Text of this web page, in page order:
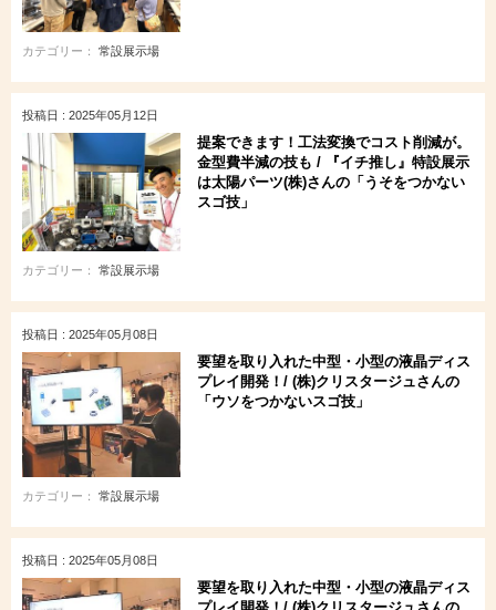
カテゴリー： 常設展示場
投稿日 : 2025年05月12日
提案できます！工法変換でコスト削減が。
金型費半減の技も / 『イチ推し』特設展示
は太陽パーツ(株)さんの「うそをつかない
スゴ技」
カテゴリー： 常設展示場
投稿日 : 2025年05月08日
要望を取り入れた中型・小型の液晶ディス
プレイ開発！/ (株)クリスタージュさんの
「ウソをつかないスゴ技」
カテゴリー： 常設展示場
投稿日 : 2025年05月08日
要望を取り入れた中型・小型の液晶ディス